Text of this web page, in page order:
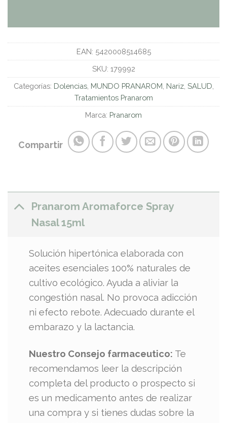
EAN: 5420008514685
SKU: 179992
Categorías: Dolencias, MUNDO PRANAROM Nariz, SALUD
Tratamientos Pranarom
Marca: Pranarom
Compartir
Pranarom Aromaforce Spray
Nasal 15ml
Solución hipertónica elaborada con
aceites esenciales 100% naturales de
cultivo ecológico. Ayuda a aliviar la
congestión nasal. No provoca adicción
ni efecto rebote. Adecuado durante el
embarazo y la lactancia.
Nuestro Consejo farmaceutico: Te
recomendamos leer la descripción
completa del producto o prospecto si
es un medicamento antes de realizar
una compra y si tienes dudas sobre la